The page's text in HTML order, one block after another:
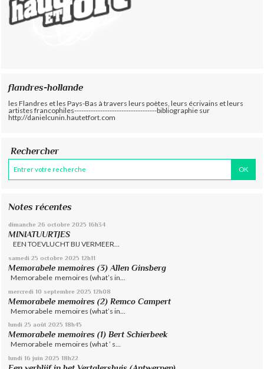
flandres-hollande
les Flandres et les Pays-Bas à travers leurs poètes, leurs écrivains et leurs
artistes francophiles-----------------------------------bibliographie sur
http://danielcunin.hautetfort.com
Rechercher
Notes récentes
dimanche 26 octobre 2025 16h34
MINIATUURTJES
EEN TOEVLUCHT BIJ VERMEER...
samedi 25 octobre 2025 12h11
Memorabele memoires (3) Allen Ginsberg
Memorabele memoires (what’s in...
mercredi 10 septembre 2025 12h08
Memorabele memoires (2) Remco Campert
Memorabele memoires (what’s in...
lundi 25 août 2025 18h45
Memorabele memoires (1) Bert Schierbeek
Memorabele memoires (what ’ s...
lundi 16 juin 2025 18h22